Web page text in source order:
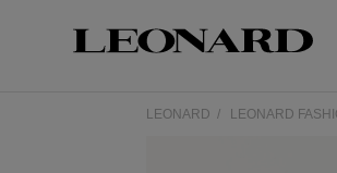
LEONARD LEONARD